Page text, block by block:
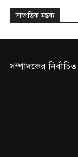
সাম্প্রতিক মন্তব্য
সম্পাদকের নির্বাচিত